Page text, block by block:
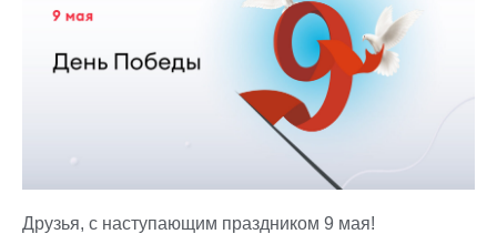
Друзья, с наступающим праздником 9 мая!